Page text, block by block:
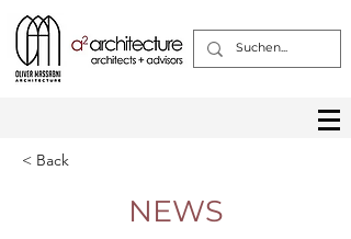
< Back
NEWS